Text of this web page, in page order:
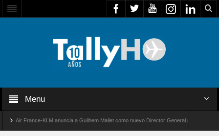
Menu
Air France-KLM anuncia a Guilhem Mallet como nuevo Director General para América